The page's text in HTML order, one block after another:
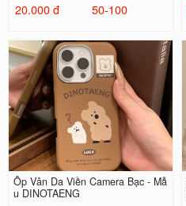
20.000 đ
50-100
Ốp Vân Da Viền Camera Bạc - Mẫ
u DINOTAENG